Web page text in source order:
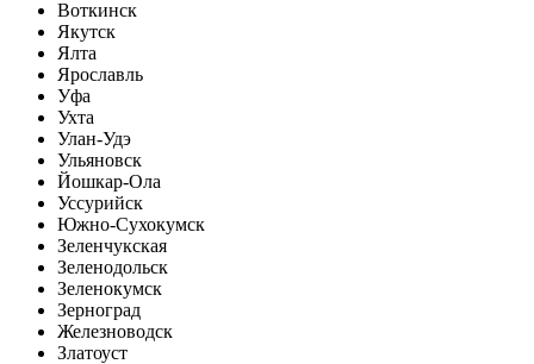
Воткинск
Якутск
Ялта
Ярославль
Уфа
Ухта
Улан-Удэ
Ульяновск
Йошкар-Ола
Уссурийск
Южно-Сухокумск
Зеленчукская
Зеленодольск
Зеленокумск
Зерноград
Железноводск
Златоуст